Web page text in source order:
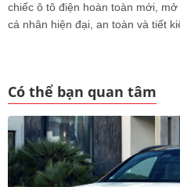
chiếc ô tô điện hoàn toàn mới,
cá nhân hiện đại, an toàn và tiết
Có thể bạn quan tâm